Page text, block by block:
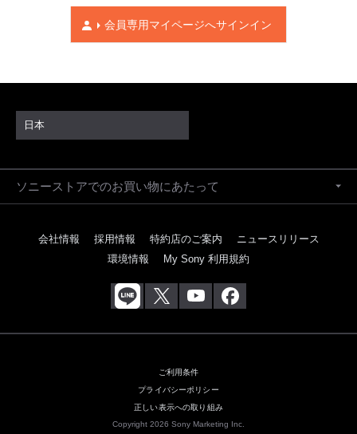
会員専用マイページへサインイン
日本
ソニーストアでのお買い物にあたって
会社情報 採用情報 特約店のご案内
ニュースリリース
環境情報
My Sony 利用規約
ご利用条件
プライバシーポリシー
正しい表示への取り組み
Copyright 2026 Sony Marketing Inc.